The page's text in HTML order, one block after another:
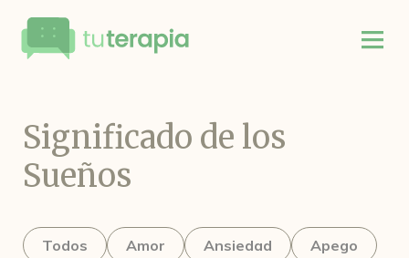
Significado de los
Sueños
Todos Amor Ansiedad
Apego